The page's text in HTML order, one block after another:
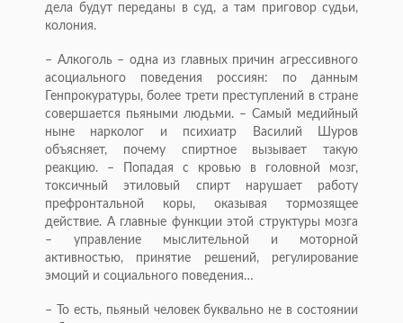
дела будут переданы в суд, а там приговор судьи,
колония.
– Алкоголь – одна из главных причин агрессивного
асоциального поведения россиян: по данным
Генпрокуратуры, более трети преступлений в стране
совершается пьяными людьми. – Самый медийный
ныне нарколог и психиатр Василий Шуров
объясняет, почему спиртное вызывает такую
реакцию. – Попадая с кровью в головной мозг,
токсичный этиловый спирт нарушает работу
префронтальной коры, оказывая тормозящее
действие. А главные функции этой структуры мозга
– управление мыслительной и моторной
активностью, принятие решений, регулирование
эмоций и социального поведения…
– То есть, пьяный человек буквально не в состоянии